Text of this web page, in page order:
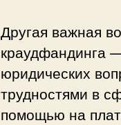
Другая важная
краудфандинга
юридических
трудностями в
помощью на